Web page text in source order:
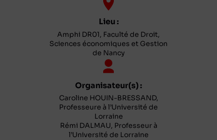
Lieu :
Amphi DR01, Faculté de Droit,
Sciences économiques et Gestion
de Nancy
Organisateur(s) :
Caroline HOUIN-BRESSAND,
Professeure à l’Université de
Lorraine
Rémi DALMAU, Professeur à
l’Université de Lorraine